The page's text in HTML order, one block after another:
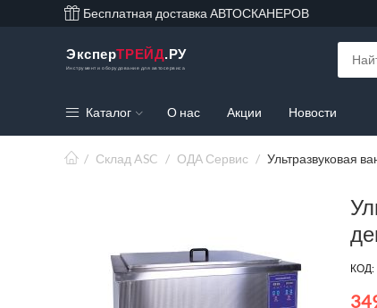
Бесплатная доставка АВТОСКАНЕРОВ
ЭксперТРЕЙД.РУ
Инструмент и оборудование для автосервиса
Каталог О нас Акции Новости
/ Склад ASC / ОДА Сервис / Ультразвуковая
КОД: